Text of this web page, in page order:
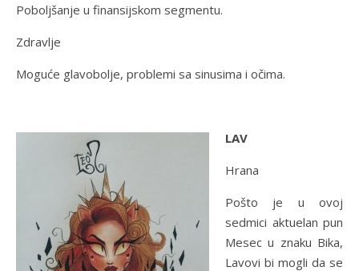
Poboljšanje u finansijskom segmentu.
Zdravlje
Moguće glavobolje, problemi sa sinusima i očima.
LAV
Hrana
Pošto je u ovoj
sedmici aktuelan pun
Mesec u znaku Bika,
Lavovi bi mogli da se